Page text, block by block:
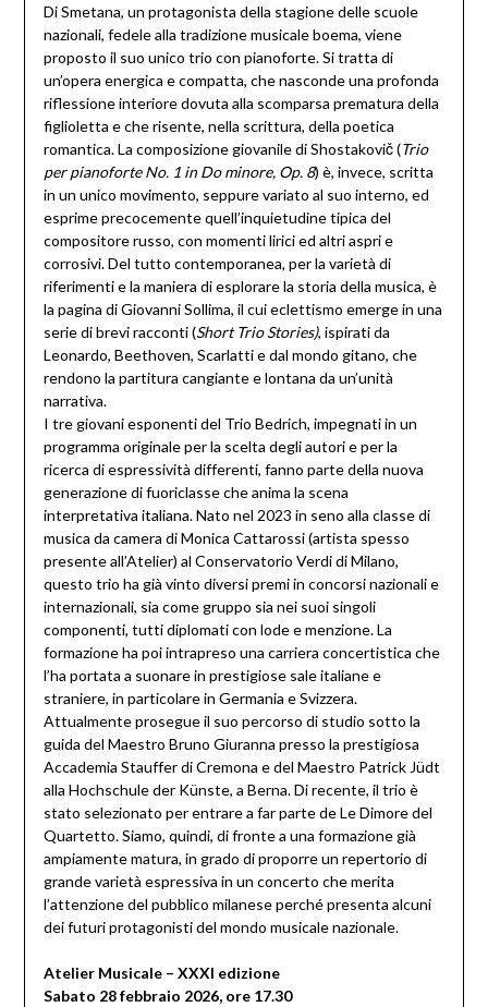
Di Smetana, un protagonista della stagione delle scuole
nazionali, fedele alla tradizione musicale boema, viene
proposto il suo unico trio con pianoforte. Si tratta di
un’opera energica e compatta, che nasconde una profonda
riflessione interiore dovuta alla scomparsa prematura della
figlioletta e che risente, nella scrittura, della poetica
romantica. La composizione giovanile di Shostakovič (Trio
per pianoforte No. 1 in Do minore, Op. 8) è, invece, scritta
in un unico movimento, seppure variato al suo interno, ed
esprime precocemente quell’inquietudine tipica del
compositore russo, con momenti lirici ed altri aspri e
corrosivi. Del tutto contemporanea, per la varietà di
riferimenti e la maniera di esplorare la storia della musica, è
la pagina di Giovanni Sollima, il cui eclettismo emerge in una
serie di brevi racconti (Short Trio Stories), ispirati da
Leonardo, Beethoven, Scarlatti e dal mondo gitano, che
rendono la partitura cangiante e lontana da un’unità
narrativa.
I tre giovani esponenti del Trio Bedrich, impegnati in un
programma originale per la scelta degli autori e per la
ricerca di espressività differenti, fanno parte della nuova
generazione di fuoriclasse che anima la scena
interpretativa italiana. Nato nel 2023 in seno alla classe di
musica da camera di Monica Cattarossi (artista spesso
presente all’Atelier) al Conservatorio Verdi di Milano,
questo trio ha già vinto diversi premi in concorsi nazionali e
internazionali, sia come gruppo sia nei suoi singoli
componenti, tutti diplomati con lode e menzione. La
formazione ha poi intrapreso una carriera concertistica che
l’ha portata a suonare in prestigiose sale italiane e
straniere, in particolare in Germania e Svizzera.
Attualmente prosegue il suo percorso di studio sotto la
guida del Maestro Bruno Giuranna presso la prestigiosa
Accademia Stauffer di Cremona e del Maestro Patrick Jüdt
alla Hochschule der Künste, a Berna. Di recente, il trio è
stato selezionato per entrare a far parte de Le Dimore del
Quartetto. Siamo, quindi, di fronte a una formazione già
ampiamente matura, in grado di proporre un repertorio di
grande varietà espressiva in un concerto che merita
l’attenzione del pubblico milanese perché presenta alcuni
dei futuri protagonisti del mondo musicale nazionale.
Atelier Musicale – XXXI edizione
Sabato 28 febbraio 2026, ore 17.30